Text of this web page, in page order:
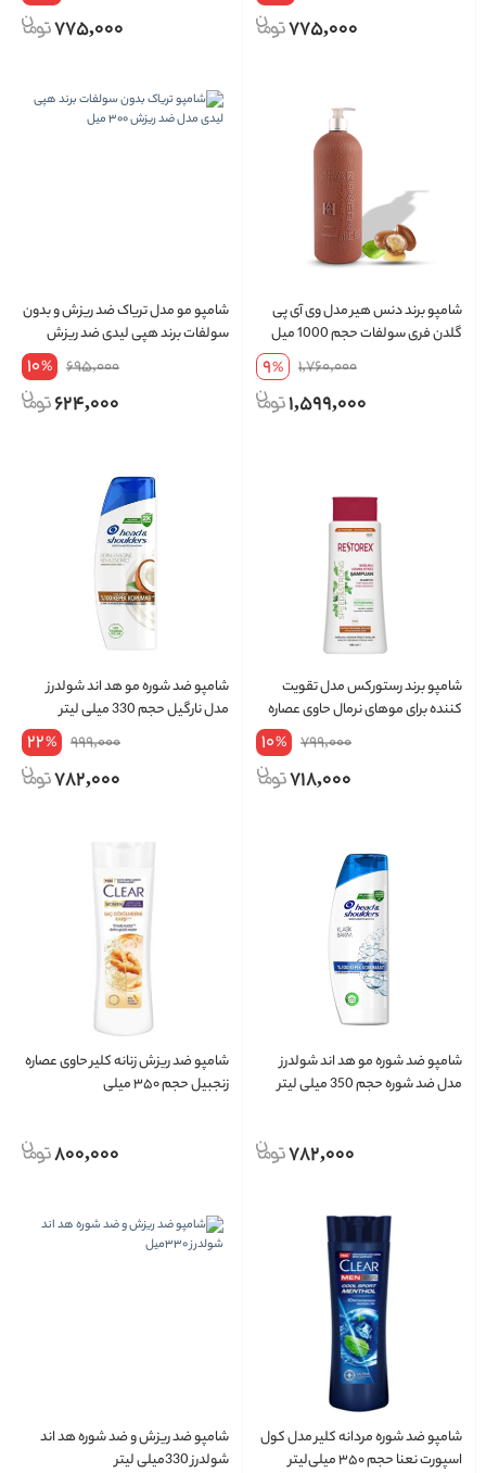
775,000
775,000
شامپو برند دنس هیر مدل وی آی پی
گلدن فری سولفات حجم 1000 میل
1,760,000
9%
1,599,000
شامپو مو مدل تریاک ضد ریزش و بدون
سولفات برند هپی لیدی ضد ریزش
695,000
10%
624,000
شامپو برند رستورکس مدل تقویت
کننده برای موهای نرمال حاوی عصاره
799,000
10%
718,000
شامپو ضد شوره مو هد اند شولدرز
مدل نارگیل حجم 330 میلی لیتر
999,000
22%
782,000
شامپو ضد شوره مو هد اند شولدرز
مدل ضد شوره حجم 350 میلی لیتر
782,000
شامپو ضد ریزش زنانه کلیر حاوی عصاره
زنجبیل حجم ۳۵۰ میلی
800,000
شامپو ضد شوره مردانه کلیر مدل کول
اسپورت نعنا حجم ۳۵۰ میلی‌لیتر
شامپو ضد ریزش و ضد شوره هد اند
شولدرز 330میلی لیتر